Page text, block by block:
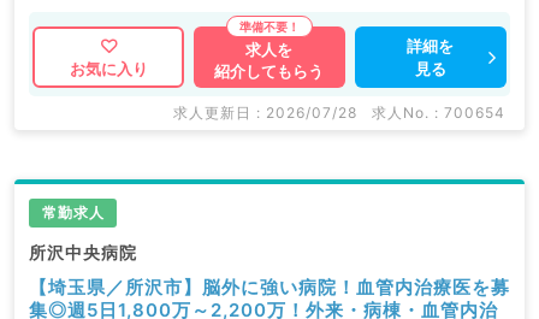
お気に入り
求人を
紹介してもらう
詳細を
見る
求人更新日 : 2026/07/28 求人No. : 700654
常勤求人
所沢中央病院
【埼玉県／所沢市】脳外に強い病院！血管内治療医を募
集◎週5日1,800万～2,200万！外来・病棟・血管内治